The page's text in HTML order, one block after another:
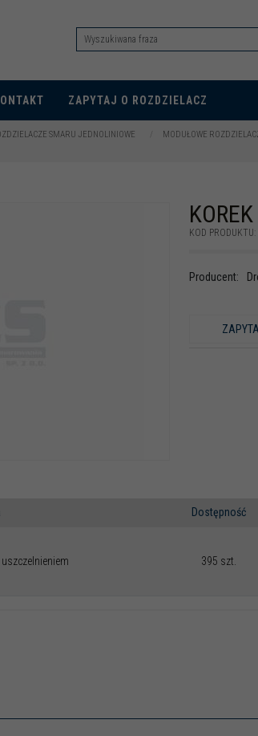
ZAPYTAJ O ROZDZIELACZ
SMARU JEDNOLINIOWE MODUŁOWE
KOD PRODUKTU:
Producent:
Dostępność
395 szt.